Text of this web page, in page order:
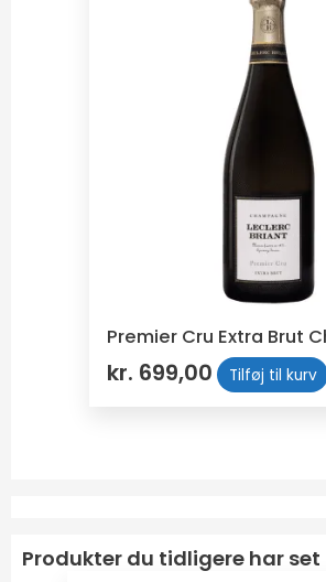
Premier Cru Extra Brut
kr. 699,00 Tilføj til kurv
Produkter du tidligere har set